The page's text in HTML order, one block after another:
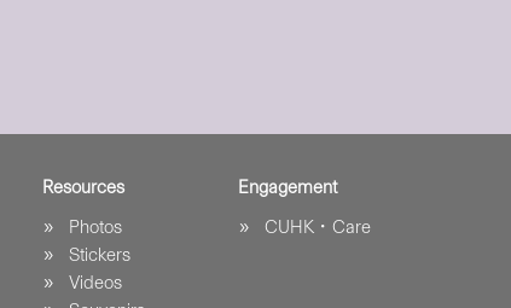
Resources
Photos
Stickers
Videos
Engagement
CUHK．Care